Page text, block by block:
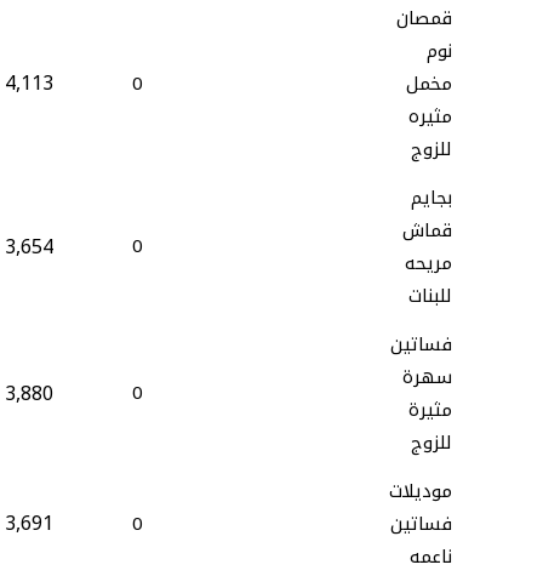
قمصان
نوم
مخمل
مثيره
للزوج
0
4,113
بجايم
قماش
مريحه
للبنات
0
3,654
فساتين
سهرة
مثيرة
للزوج
0
3,880
موديلات
فساتين
ناعمه
0
3,691